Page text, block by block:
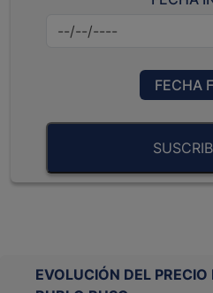
FECHA
EVOLUCIÓN DEL